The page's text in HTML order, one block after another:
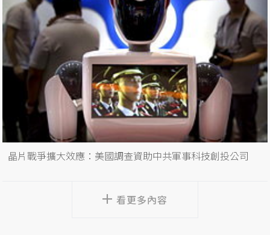
晶片戰爭擴大效應：美國調查資助中共軍事科技創投公司
看更多內容